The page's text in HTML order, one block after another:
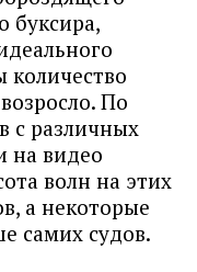
буксира,
По
с различных
на видео
волн на этих
а некоторые
самих судов.